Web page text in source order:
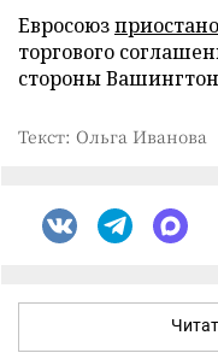
Евросоюз
торгового
стороны
Текст: Ольга Иванова